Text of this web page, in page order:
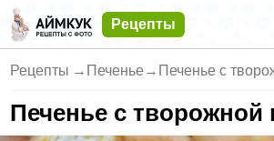
Рецепты
Рецепты → Печенье → Печенье с
Печенье с творожной